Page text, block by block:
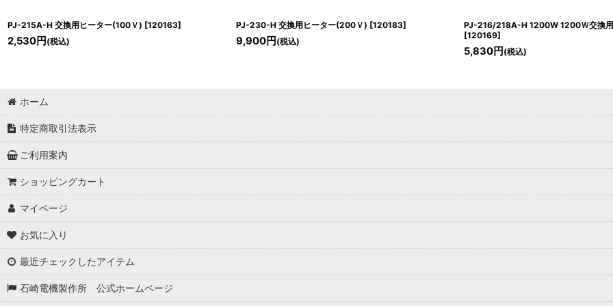
PJ-215A-H 交換用ヒーター(100Ｖ) [120163]
2,530円 (税込)
PJ-230-H 交換用ヒーター(200Ｖ) [120183]
9,900円 (税込)
PJ-216/218A-H 1200W 1200Ｗ交換
[120169]
5,830円 (税込)
ホーム
特定商取引法表示
ご利用案内
ショッピングカート
マイページ
お気に入り
最近チェックしたアイテム
石崎電機製作所 公式ホームページ